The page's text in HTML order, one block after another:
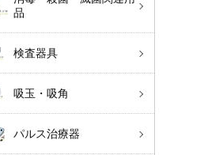
品
検査器具
吸玉・吸角
パルス治療器